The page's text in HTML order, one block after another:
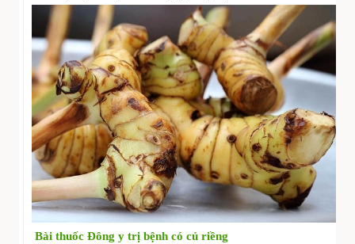
Bài thuốc Đông y trị bệnh có củ riềng